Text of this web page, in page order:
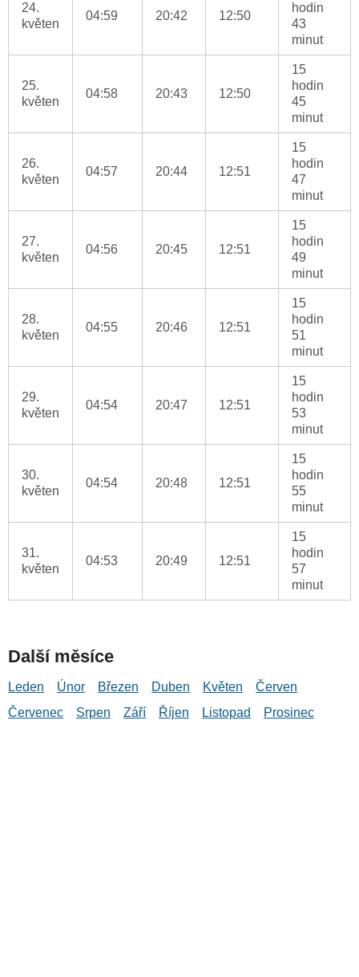
24.
květen
04:59 20:42 12:50
hodin
43
minut
25.
květen
04:58 20:43 12:50
15
hodin
45
minut
26.
květen
04:57 20:44 12:51
15
hodin
47
minut
27.
květen
04:56 20:45 12:51
15
hodin
49
minut
28.
květen
04:55 20:46 12:51
15
hodin
51
minut
29.
květen
04:54 20:47 12:51
15
hodin
53
minut
30.
květen
04:54 20:48 12:51
15
hodin
55
minut
31.
květen
04:53 20:49 12:51
15
hodin
57
minut
Další měsíce
Leden Únor Březen Duben Květen
Červen
Červenec
Srpen Září Říjen Listopad Prosinec